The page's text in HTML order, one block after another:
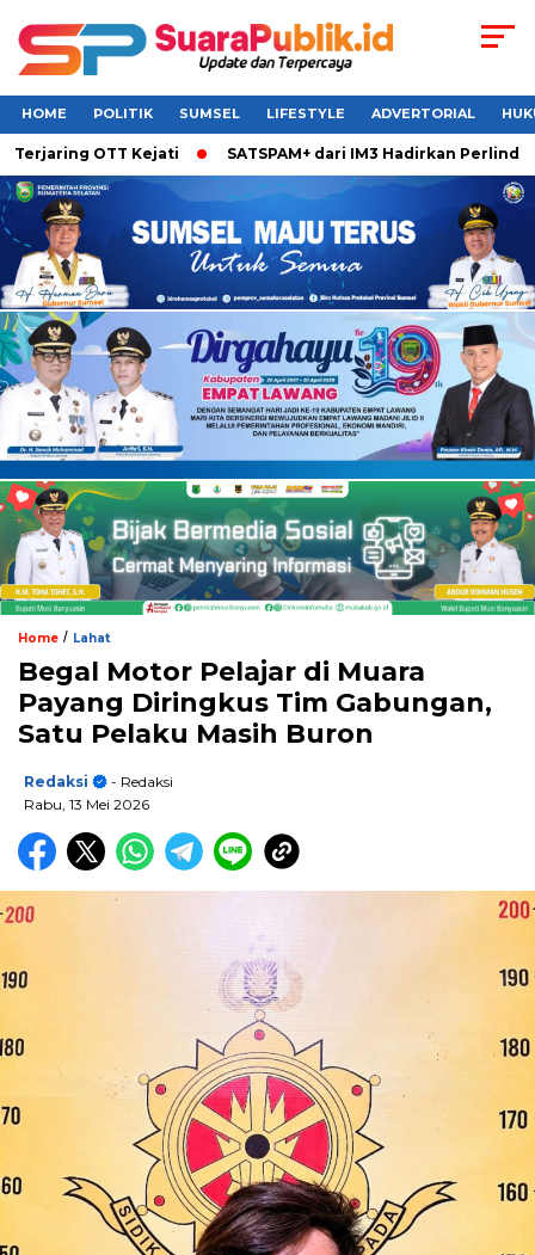
HOME POLITIK SUMSEL LIFESTYLE ADVERTORIAL
OTT Kejati SATSPAM+ dari IM3 Hadirkan
Home / Lahat
Begal Motor Pelajar di Muara
Payang Diringkus Tim Gabungan,
Satu Pelaku Masih Buron
Redaksi
- Redaksi
Rabu, 13 Mei 2026